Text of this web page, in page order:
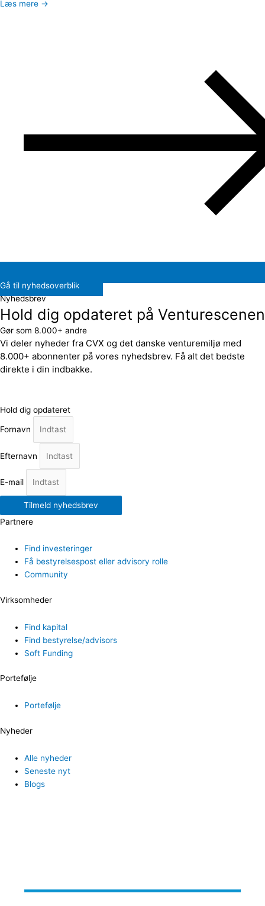
Læs mere →
Gå til nyhedsoverblik
Nyhedsbrev
Hold dig opdateret på Venturescenen
Gør som 8.000+ andre
Vi deler nyheder fra CVX og det danske venturemiljø med
8.000+ abonnenter på vores nyhedsbrev. Få alt det bedste
direkte i din indbakke.
Hold dig opdateret
Fornavn
Efternavn
E-mail
Tilmeld nyhedsbrev
Partnere
Find investeringer
Få bestyrelsespost eller advisory rolle
Community
Virksomheder
Find kapital
Find bestyrelse/advisors
Soft Funding
Portefølje
Portefølje
Nyheder
Alle nyheder
Seneste nyt
Blogs